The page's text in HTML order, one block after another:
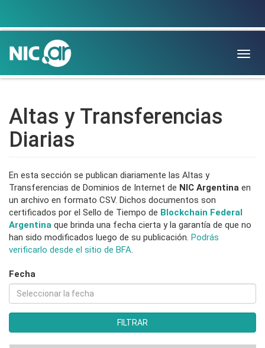
Altas y Transferencias
Diarias
En esta sección se publican diariamente las Altas y
Transferencias de Dominios de Internet de NIC Argentina en
un archivo en formato CSV. Dichos documentos son
certificados por el Sello de Tiempo de Blockchain Federal
Argentina que brinda una fecha cierta y la garantía de que no
han sido modificados luego de su publicación. Podrás
verificarlo desde el sitio de BFA.
Fecha